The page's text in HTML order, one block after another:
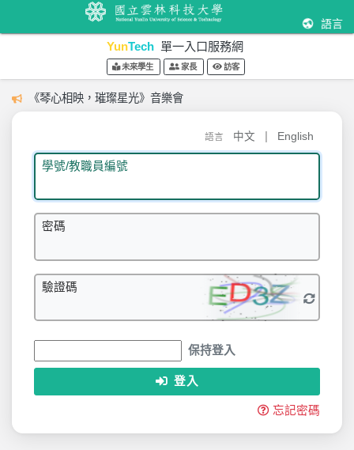
語言
YunTech 單一入口服務網
未來學生 家長 訪客
《琴心相映，璀璨星光》音樂會
語言 中文 English
學號/教職員編號
密碼
驗證碼
保持登入
登入
忘記密碼